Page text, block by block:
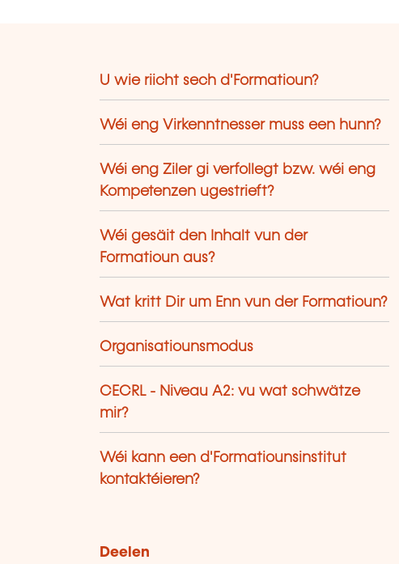
U wie riicht sech d'Formatioun?
Wéi eng Virkenntnesser muss een hunn?
Wéi eng Ziler gi verfollegt bzw. wéi eng
Kompetenzen ugestrieft?
Wéi gesäit den Inhalt vun der
Formatioun aus?
Wat kritt Dir um Enn vun der Formatioun?
Organisatiounsmodus
CECRL - Niveau A2: vu wat schwätze
mir?
Wéi kann een d'Formatiounsinstitut
kontaktéieren?
Deelen